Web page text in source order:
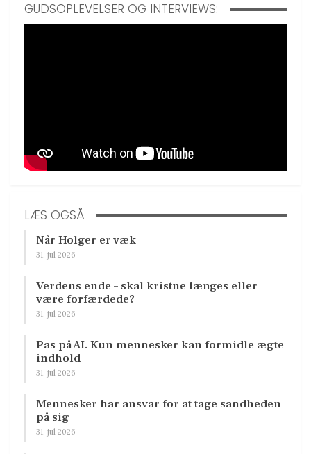
GUDSOPLEVELSER OG INTERVIEWS:
LÆS OGSÅ
Når Holger er væk
31. jul 2026
Verdens ende – skal kristne længes eller
være forfærdede?
31. jul 2026
Pas på AI. Kun mennesker kan formidle ægte
indhold
31. jul 2026
Mennesker har ansvar for at tage sandheden
på sig
31. jul 2026